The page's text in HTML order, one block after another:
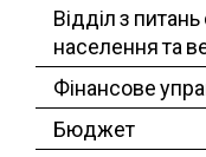
Відділ з
населення та
Фінансове
Бюджет